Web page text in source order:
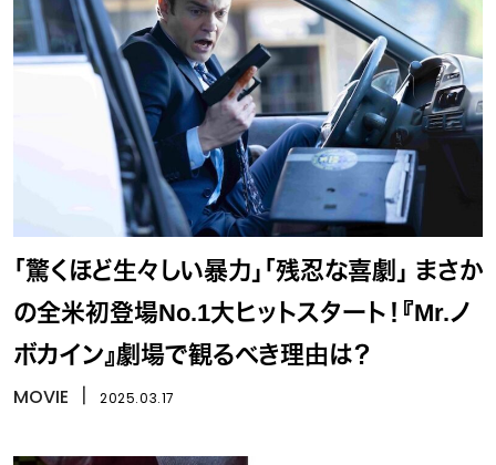
「驚くほど生々しい暴力」「残忍な喜劇」 まさか
の全米初登場No.1大ヒットスタート！『Mr.ノ
ボカイン』劇場で観るべき理由は？
MOVIE 2025.03.17